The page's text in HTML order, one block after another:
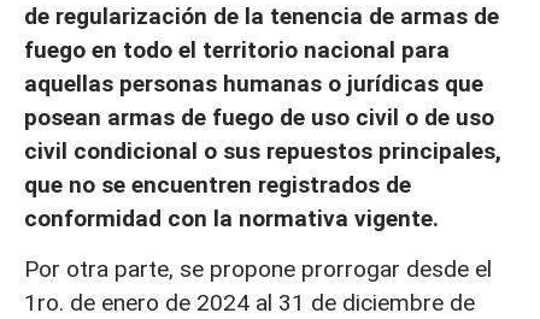
de regularización de la tenencia de armas de
fuego en todo el territorio nacional para
aquellas personas humanas o jurídicas que
posean armas de fuego de uso civil o de uso
civil condicional o sus repuestos principales,
que no se encuentren registrados de
conformidad con la normativa vigente.
Por otra parte, se propone prorrogar desde el
1ro. de enero de 2024 al 31 de diciembre de